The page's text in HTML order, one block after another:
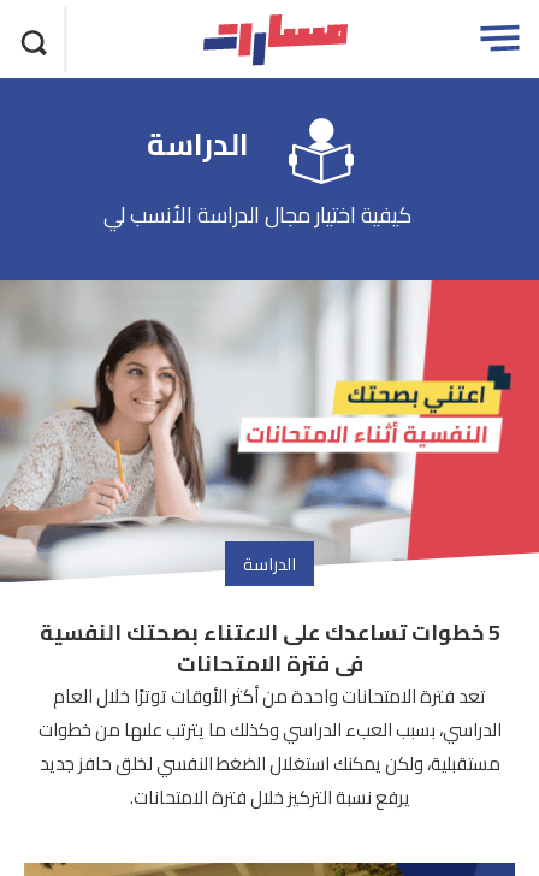
تجاوز
الاعلان
Open
menu
الدراسة
كيفية اختيار مجال الدراسة الأنسب لي
الدراسة
5 خطوات تساعدك على الاعتناء بصحتك النفسية
فى فترة الامتحانات
تعد فترة الامتحانات واحدة من أكثر الأوقات توترًا خلال العام
الدراسي، بسبب العبء الدراسي وكذلك ما يترتب علىها من خطوات
مستقبلية، ولكن يمكنك استغلال الضغط النفسي لخلق حافز جديد
يرفع نسبة التركيز خلال فترة الامتحانات.